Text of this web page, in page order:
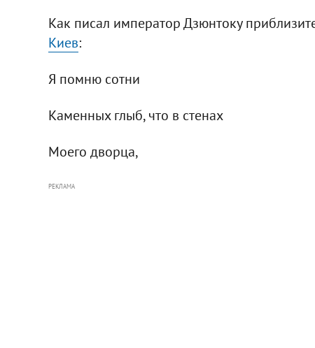
Как писал император Дзюнтоку
Киев:
Я помню сотни
Каменных глыб, что в стенах
Моего дворца,
РЕКЛАМА